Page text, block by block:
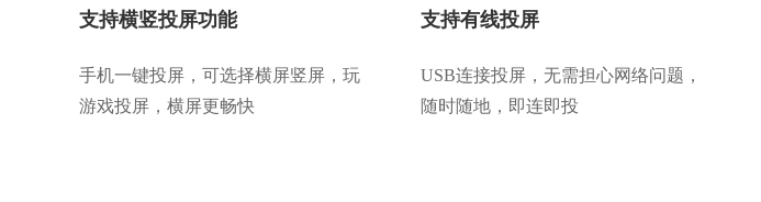
支持横竖投屏功能
手机一键投屏，可选择横屏竖屏，玩
游戏投屏，横屏更畅快
支持有线投屏
USB连接投屏，无需担心网络问题，
随时随地，即连即投